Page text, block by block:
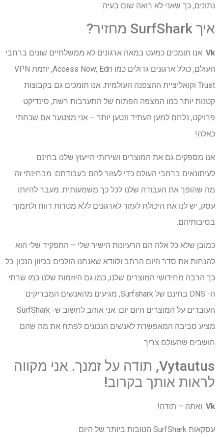
נתונים, כך שאני לא רואה שום בעיה.
איך SurfShark מחזיר?
Vk: אנו תומכים כמעט במאה ארגונים לא ממשלתיים שונים ברחבי
העולם, כולל ארגונים גדולים כמו Access Now, Edri, יוזמת VPN
Trust וקואליציית ההצפנה העולמית. אנו תומכים גם בקבוצות
קטנות יותר כמו המצפה הפתוח של התערבות רשת, סינדיקט
פרויקט, נלחם למען העתיד ונטען יותר – אני מצטער אם שכחתי
כאלה!
אנו מספקים גם את המוצרים ושירותי הייעוץ שלנו בחינם
לעיתונאים ברחבי העולם כדי לעזור להם בעבודתם. מבחינתי זה
מה שהופך את העבודה שלנו לכל כך משמעותית. מעבר להיותו
עסק, יש לנו את היכולת לעזור לארגונים ללא מטרות רווח ולתמוך
בסיבותיהם.
כמובן שלא כל אלה הם הרעיונות הישיר שלי – התפקיד שלי הוא
להנחות את סדר היום הרחב ולוודא שאנחנו הולכים בכיוון הנכון. כל
כך הרבה מחידושי המוצרים שלנו, כמו גם היוזמות שלנו כמו שרתי
ה- DNS בחינם של Surfshark, מגיעים מהאנשים המבריקים
העובדים על המוצרים היום יום. אני אוהב לחשוב ש- SurfShark
מציע סביבה המאפשרת לאנשים הנכונים לפתח את מה שהם
חושבים שהעולם צריך.
Vytautus, תודה על זמנך. אני מקווה
לראות אותך בקרוב!
Vk: ואתה – תודה!
עסקאות SurfShark הטובות ביותר של היום